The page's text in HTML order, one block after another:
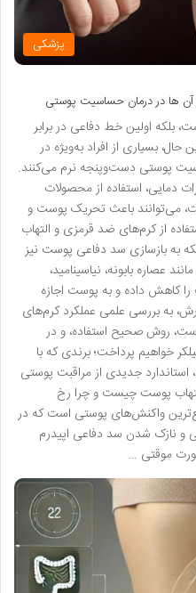
پزشکی
آن ها در درمان حساسیت پوستی
بلکه اولین خط دفاعی در برابر
بسیاری از افراد به‌ویژه در
پوستی دست‌وپنجه نرم می‌کنند.
دمایی، استفاده از محصولات
می‌توانند باعث تحریک پوست و
از کرم‌های ضد قرمزی و التهاب
به بازسازی سد دفاعی پوست نیز
عصاره بابونه، نیاسینامید،
را کاهش داده و به پوست اجازه
به بررسی علمی عملکرد کرم‌های
روش صحیح استفاده، و در
خواهیم پرداخت؛ برندی که با
استاندارد جدیدی از مراقبت پوستی
پوست چیست و چرا رخ
واکنش‌های پوستی است که در
نازک شدن سد دفاعی اپیدرم
موقتی …